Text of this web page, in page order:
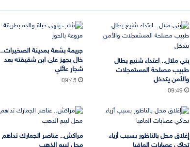
بني ملال.. اعتداء شنيع يطال
طبيب مصلحة المستعجلات
والأمن يتدخل
09:49
جريمة بشعة بمدينة الصخيرات..
خال يجهز على ابن شقيقته بعد
شجار عائلي
09:45
إغلاق محل بالناظور بسبب أزياء
تحاكي عصابات المافيا
مراكش.. عناصر الجمارك تداهم
محل لبيع الذهب